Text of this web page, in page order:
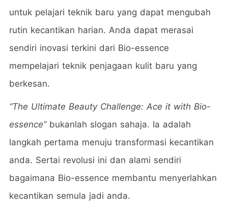
untuk pelajari teknik baru yang dapat mengubah
rutin kecantikan harian. Anda dapat merasai
sendiri inovasi terkini dari Bio-essence
mempelajari teknik penjagaan kulit baru yang
berkesan.
“The Ultimate Beauty Challenge: Ace it with Bio-
essence”bukanlah slogan sahaja. Ia adalah
langkah pertama menuju transformasi kecantikan
anda. Sertai revolusi ini dan alami sendiri
bagaimana Bio-essence membantu menyerlahkan
kecantikan semula jadi anda.